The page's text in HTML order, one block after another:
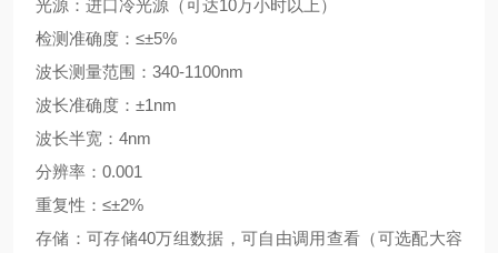
光源：进口冷光源（可达10万小时以上）
检测准确度：≤±5%
波长测量范围：340-1100nm
波长准确度：±1nm
波长半宽：4nm
分辨率：0.001
重复性：≤±2%
存储：可存储40万组数据，可自由调用查看（可选配大容